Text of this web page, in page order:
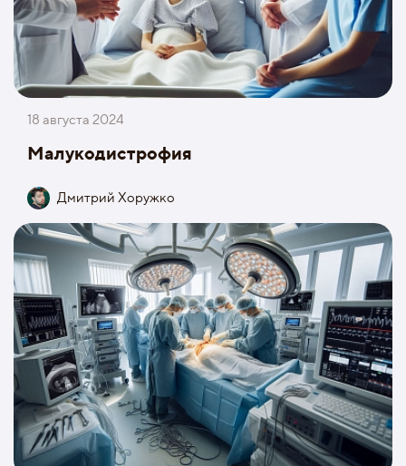
18 августа 2024
Малукодистрофия
Дмитрий Хоружко